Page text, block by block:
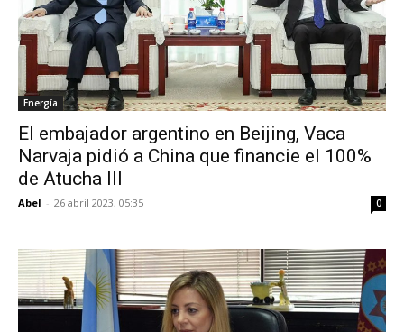
Energía
El embajador argentino en Beijing, Vaca
Narvaja pidió a China que financie el 100%
de Atucha III
Abel - 26 abril 2023, 05:35 0